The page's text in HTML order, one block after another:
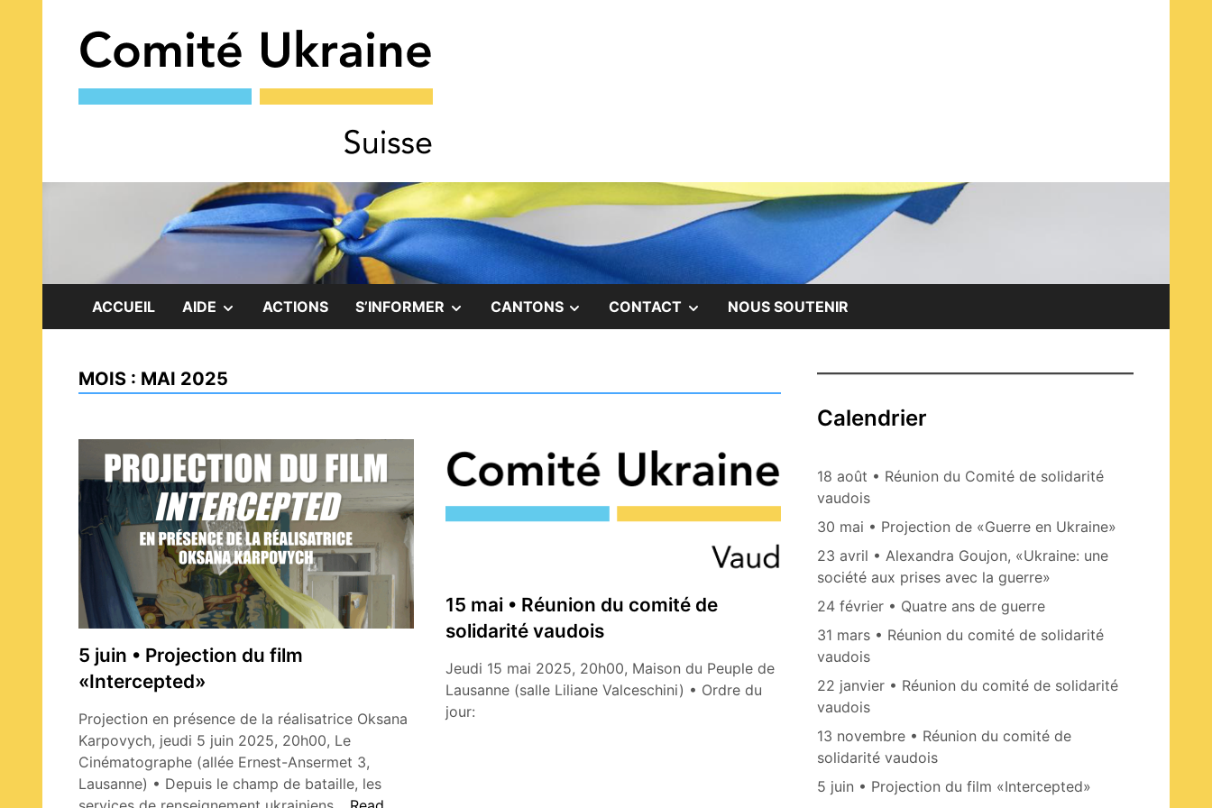
content
ACCUEIL AIDE SHOW
MENU
ACTIONS S’INFORMER SHOW
MENU
CANTONS SHOW
MENU
CONTACT SHOW
MENU
NOUS SOUTENIR
MOIS : MAI 2025
5 juin • Projection du film
«Intercepted»
Projection en présence de la réalisatrice Oksana
Karpovych, jeudi 5 juin 2025, 20h00, Le
Cinématographe (allée Ernest-Ansermet 3,
Lausanne) • Depuis le champ de bataille, les
15 mai • Réunion du comité de
solidarité vaudois
Jeudi 15 mai 2025, 20h00, Maison du Peuple de
Lausanne (salle Liliane Valceschini) • Ordre du
jour:
Calendrier
18 août • Réunion du Comité de solidarité
vaudois
30 mai • Projection de «Guerre en Ukraine»
23 avril • Alexandra Goujon, «Ukraine: une
société aux prises avec la guerre»
24 février • Quatre ans de guerre
31 mars • Réunion du comité de solidarité
vaudois
22 janvier • Réunion du comité de solidarité
vaudois
13 novembre • Réunion du comité de
solidarité vaudois
5 juin • Projection du film «Intercepted»